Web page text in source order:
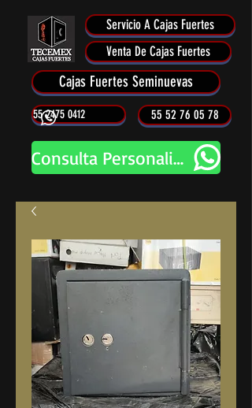
55 52 76 05 78
55 2475 0412
Servicio A Cajas Fuertes
Venta De Cajas Fuertes
Consulta Personalizada
Cajas Fuertes Seminuevas